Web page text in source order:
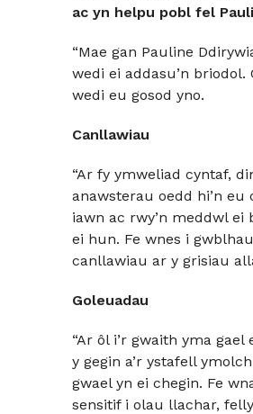
ac yn helpu pobl fel
“Mae gan Pauline
wedi ei addasu’n
wedi eu gosod yno.
Canllawiau
“Ar fy ymweliad cyntaf,
anawsterau oedd hi’n
iawn ac rwy’n meddwl
ei hun. Fe wnes i
canllawiau ar y grisiau
Goleuadau
“Ar ôl i’r gwaith yma
y gegin a’r ystafell
gwael yn ei chegin. Fe
sensitif i olau llachar,